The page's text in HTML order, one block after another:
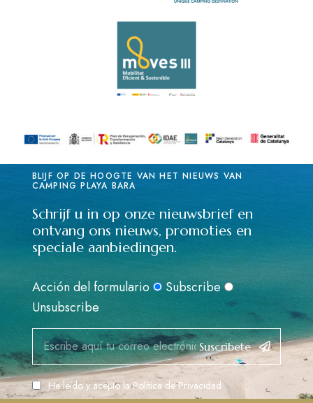
BLIJF OP DE HOOGTE VAN HET NIEUWS VAN
CAMPING PLAYA BARA
Schrijf u in op onze nieuwsbrief en
ontvang ons nieuws, promoties en
speciale aanbiedingen.
Acción del formulario
Subscribe
Unsubscribe
Suscribete
He leído y acepto laPolítica de Privacidad